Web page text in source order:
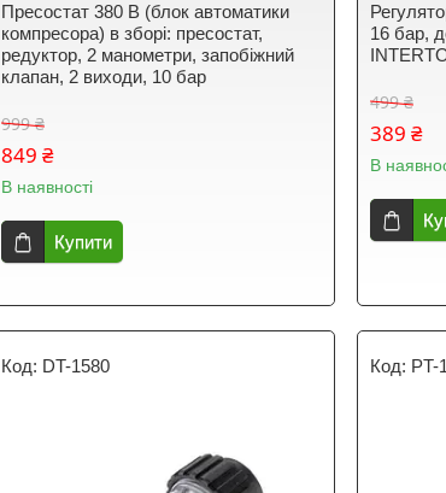
Пресостат 380 В (блок автоматики
компресора) в зборі: пресостат,
редуктор, 2 манометри, запобіжний
клапан, 2 виходи, 10 бар
999 ₴
849 ₴
В наявності
Купити
16 бар,
499 ₴
389 ₴
В
DT-1580 PT-